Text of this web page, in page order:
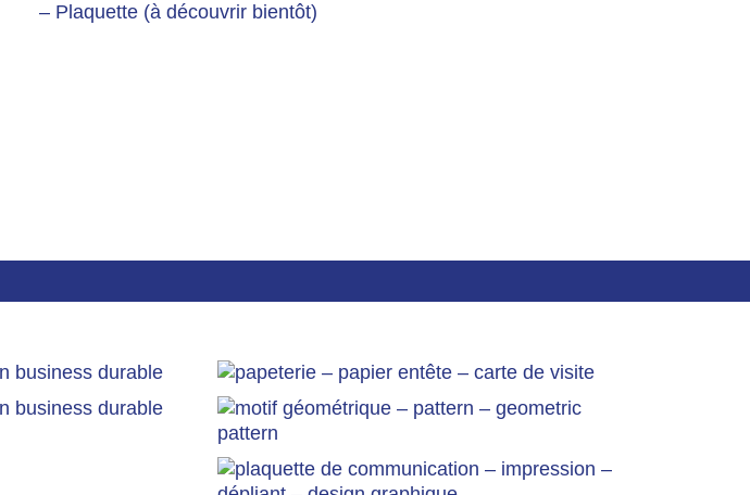
– Plaquette (à découvrir bientôt)